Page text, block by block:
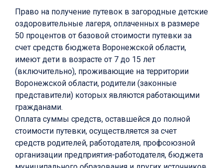
Право на получение путевок в загородные детские
оздоровительные лагеря, оплаченных в размере
50 процентов от базовой стоимости путевки за
счет средств бюджета Воронежской области,
имеют дети в возрасте от 7 до 15 лет
(включительно), проживающие на территории
Воронежской области, родители (законные
представители) которых являются работающими
гражданами.
Оплата суммы средств, оставшейся до полной
стоимости путевки, осуществляется за счет
средств родителей, работодателя, профсоюзной
организации предприятия-работодателя, бюджета